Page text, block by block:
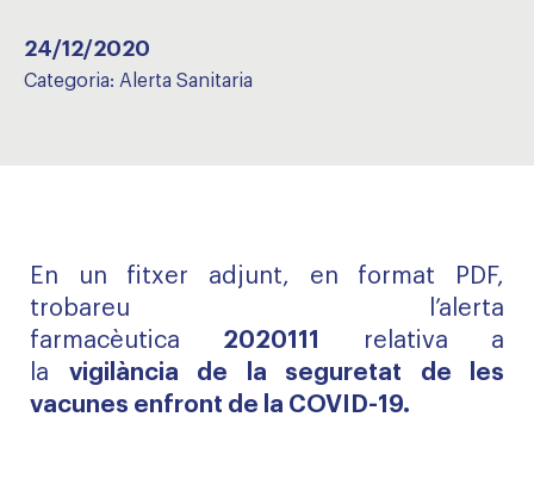
24/12/2020
Categoria: Alerta Sanitaria
En un fitxer adjunt, en format PDF,
trobareu l’alerta
farmacèutica 2020111
relativa a
la vigilància de la seguretat de les
vacunes enfront de la COVID-19.